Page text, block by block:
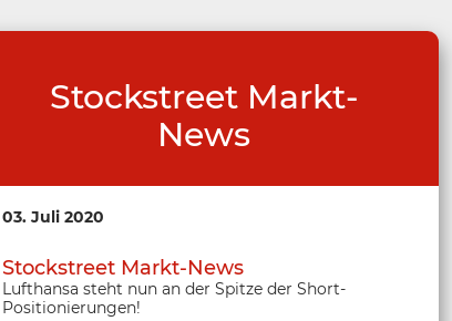
Stockstreet Markt-
News
03. Juli 2020
Stockstreet Markt-News
Lufthansa steht nun an der Spitze der Short-
Positionierungen!